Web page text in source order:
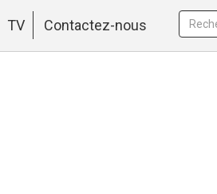
TV Contactez-nous